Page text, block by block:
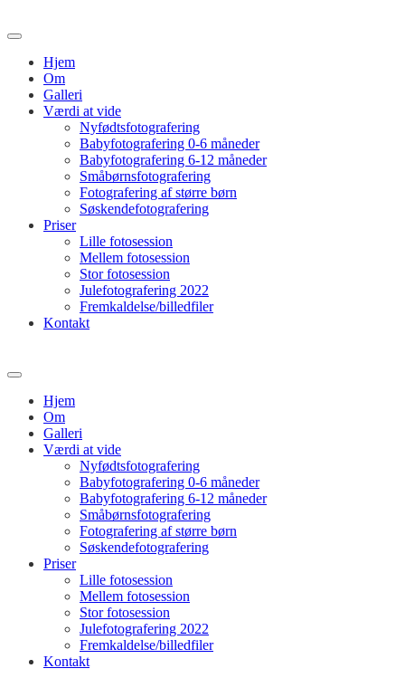
Hjem
Om
Galleri
Værdi at vide
Nyfødtsfotografering
Babyfotografering 0-6 måneder
Babyfotografering 6-12 måneder
Småbørnsfotografering
Fotografering af større børn
Søskendefotografering
Priser
Lille fotosession
Mellem fotosession
Stor fotosession
Julefotografering 2022
Fremkaldelse/billedfiler
Kontakt
Hjem
Om
Galleri
Værdi at vide
Nyfødtsfotografering
Babyfotografering 0-6 måneder
Babyfotografering 6-12 måneder
Småbørnsfotografering
Fotografering af større børn
Søskendefotografering
Priser
Lille fotosession
Mellem fotosession
Stor fotosession
Julefotografering 2022
Fremkaldelse/billedfiler
Kontakt